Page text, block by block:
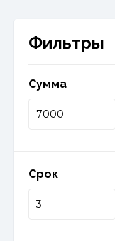
Фильтры
Сумма
Срок